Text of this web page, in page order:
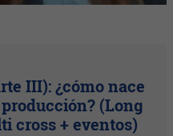
III): ¿cómo nace
(Long
cross + eventos)